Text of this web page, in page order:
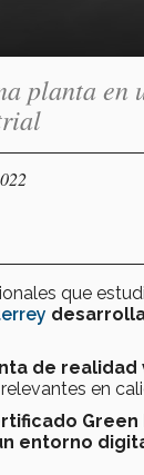
planta en
que
de realidad
en
Green
entorno